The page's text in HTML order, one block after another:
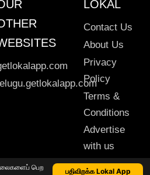
பெற
பதிவிறக்க Lokal App
LOKAL
Contact Us
About Us
Privacy
Policy
Terms &
Conditions
Advertise
with us
Sitemap
rewritten or redistributed. © 2020 Lokal App. All rights reserved.